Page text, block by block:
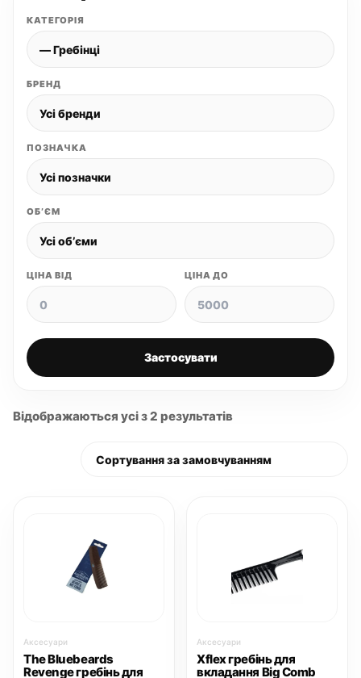
КАТЕГОРІЯ
БРЕНД
ПОЗНАЧКА
ОБʼЄМ
ЦІНА ВІД ЦІНА ДО
Застосувати
Відображаються усі з 2 результатів
Аксесуари
The Bluebeards
Revenge гребінь для
Аксесуари
Xflex гребінь для
вкладання Big Comb